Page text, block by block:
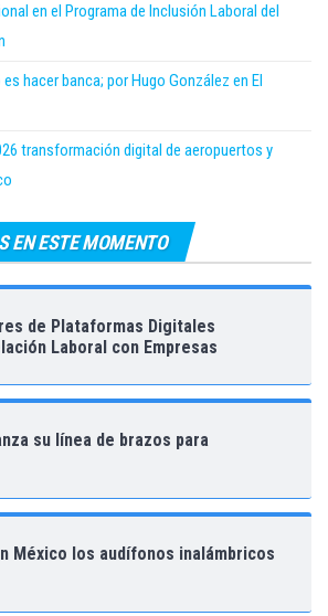
en el Programa de Inclusión Laboral del
hacer banca; por Hugo González en El
transformación digital de aeropuertos y
EN ESTE MOMENTO
de Plataformas Digitales
Laboral con Empresas
su línea de brazos para
México los audífonos inalámbricos